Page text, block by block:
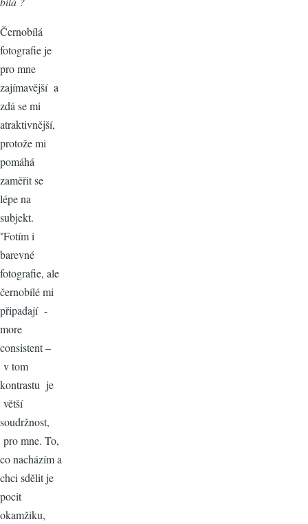
Černobílá
fotografie je
pro mne
zajímavější a
zdá se mi
atraktivnější,
protože mi
pomáhá
zaměřit se
lépe na
subjekt.
ˇFotím i
barevné
fotografie, ale
černobílé mi
připadají -
more
consistent –
v tom
kontrastu je
větší
soudržnost,
pro mne. To,
co nacházím a
chci sdělit je
pocit
okamžiku,